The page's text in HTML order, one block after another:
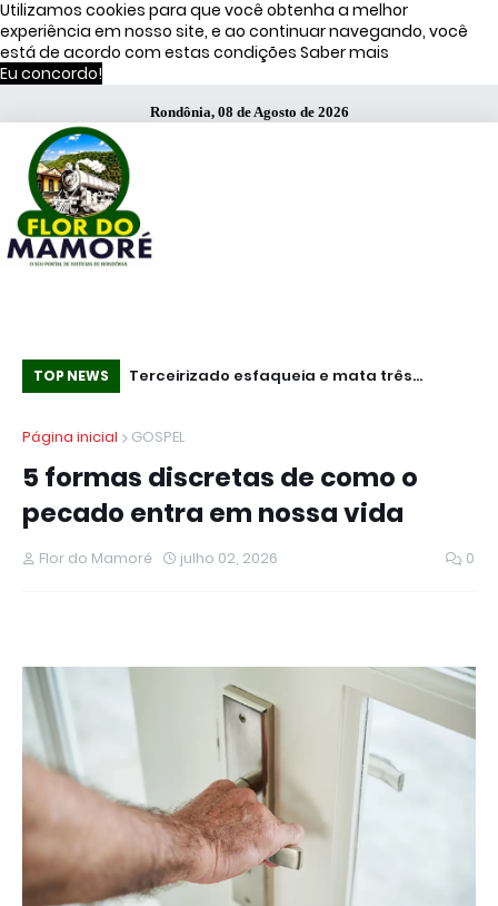
Utilizamos cookies para que você obtenha a melhor
experiência em nosso site, e ao continuar navegando, você
está de acordo com estas condições Saber mais
Eu concordo!
Rondônia, 08 de Agosto de 2026
TOP NEWS
Terceirizado esfaqueia e mata três
Paulista
Estudantes já podem conferir resultado
Página inicial GOSPEL
5 formas discretas de como o
pecado entra em nossa vida
Flor do Mamoré julho 02, 2026 0